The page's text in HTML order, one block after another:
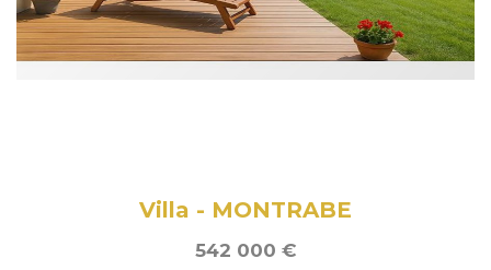
Villa - MONTRABE
542 000 €